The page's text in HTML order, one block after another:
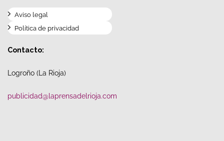
Aviso legal
Política de privacidad
Contacto:
Logroño (La Rioja)
publicidad@laprensadelrioja.com